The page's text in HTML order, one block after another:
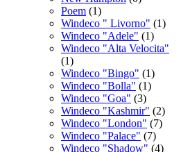
Poem (1)
Windeco " Livorno" (1)
Windeco "Adele" (1)
Windeco "Alta Velocita"
(1)
Windeco "Bingo" (1)
Windeco "Bolla" (1)
Windeco "Goa" (3)
Windeco "Kashmir" (2)
Windeco "London" (7)
Windeco "Palace" (7)
Windeco "Shadow" (4)